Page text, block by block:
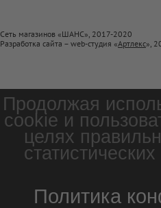
Сеть магазинов «ШАНС», 2017-2020
Разработка сайта – web-студия «Артлекс»,
Продолжая
cookie и
целях
Политика